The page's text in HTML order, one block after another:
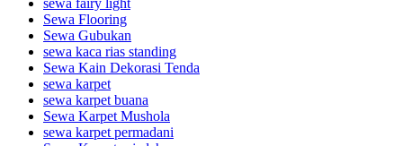
sewa fairy light
Sewa Flooring
Sewa Gubukan
sewa kaca rias standing
Sewa Kain Dekorasi Tenda
sewa karpet
sewa karpet buana
Sewa Karpet Mushola
sewa karpet permadani